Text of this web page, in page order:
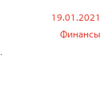
19.01.2021
Финансы